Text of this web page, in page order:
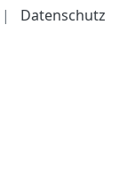
| Datenschutz